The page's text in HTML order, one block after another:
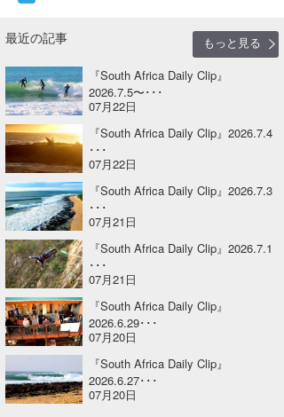
最近の記事
もっと見る
『South Africa Daily Clip』
2026.7.5〜･･･
07月22日
『South Africa Daily Clip』2026.7.4
･･･
07月22日
『South Africa Daily Clip』2026.7.3
･･･
07月21日
『South Africa Daily Clip』2026.7.1
･･･
07月21日
『South Africa Daily Clip』
2026.6.29･･･
07月20日
『South Africa Daily Clip』
2026.6.27･･･
07月20日
Yoshiyuki Obata
arukasvision
DELTA FORCE SURF
CBA Films
熊谷素子
WAVAL
中浦“JET”章
嵯峨明日香
進士剛光
田原啓江
植村未来
NOBUFUKU
大野”MAR”修聖
喜納海人
☆加藤
+☆maki☆+
Aichan
chan-U
ECE
G◎Da
H
KID
KOBU
MIN
波伝説